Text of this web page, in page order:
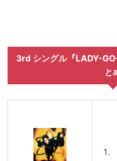
3rd シングル『LADY-
と